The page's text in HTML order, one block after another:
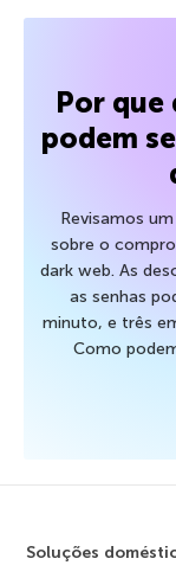
Por que
podem
Revisamos
sobre o
dark web. As
as senhas
minuto, e três
Como
Soluções